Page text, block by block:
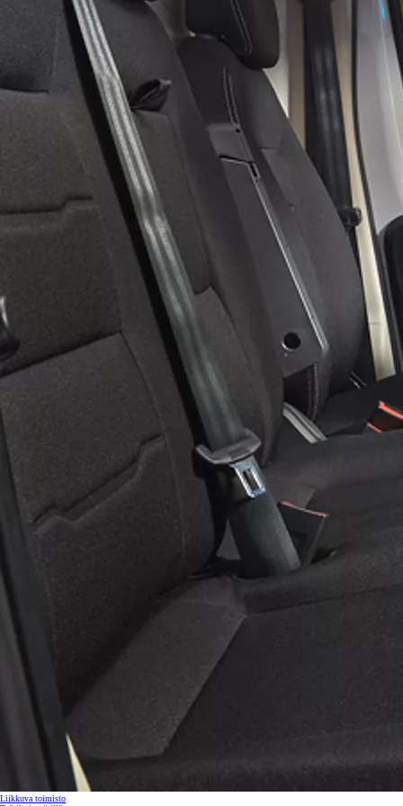
Liikkuva toimisto